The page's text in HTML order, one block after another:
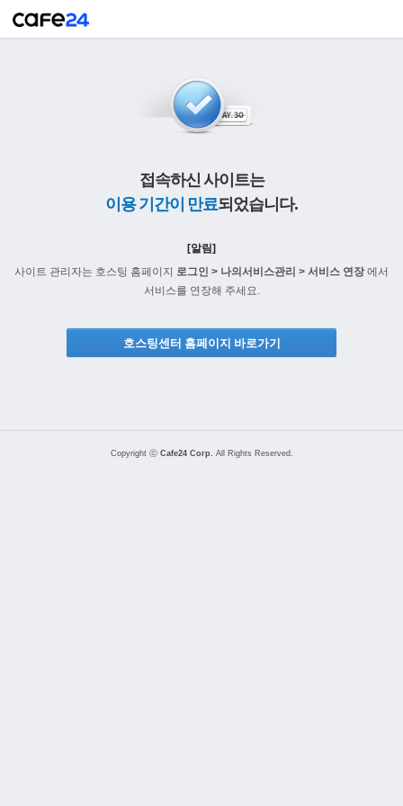
접속하신 사이트는
이용 기간이 만료되었습니다.
[알림]
사이트 관리자는 호스팅 홈페이지 로그인 > 나의서비스관리 > 서비스 연장에서
서비스를 연장해 주세요.
호스팅센터 홈페이지 바로가기
Copyright ⓒ Cafe24 Corp. All Rights Reserved.